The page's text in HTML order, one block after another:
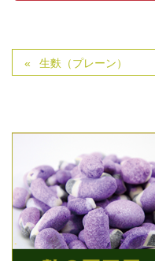
生麩（プレーン）